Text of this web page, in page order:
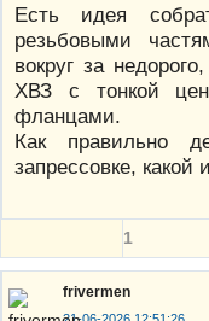
Есть идея
резьбовыми
вокруг за
ХВЗ с тонкой
фланцами.
Как правильно
запрессовке, какой
1
frivermen